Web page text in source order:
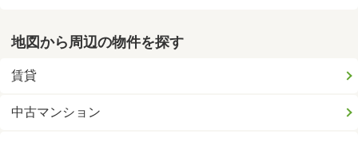
地図から周辺の物件を探す
賃貸
中古マンション